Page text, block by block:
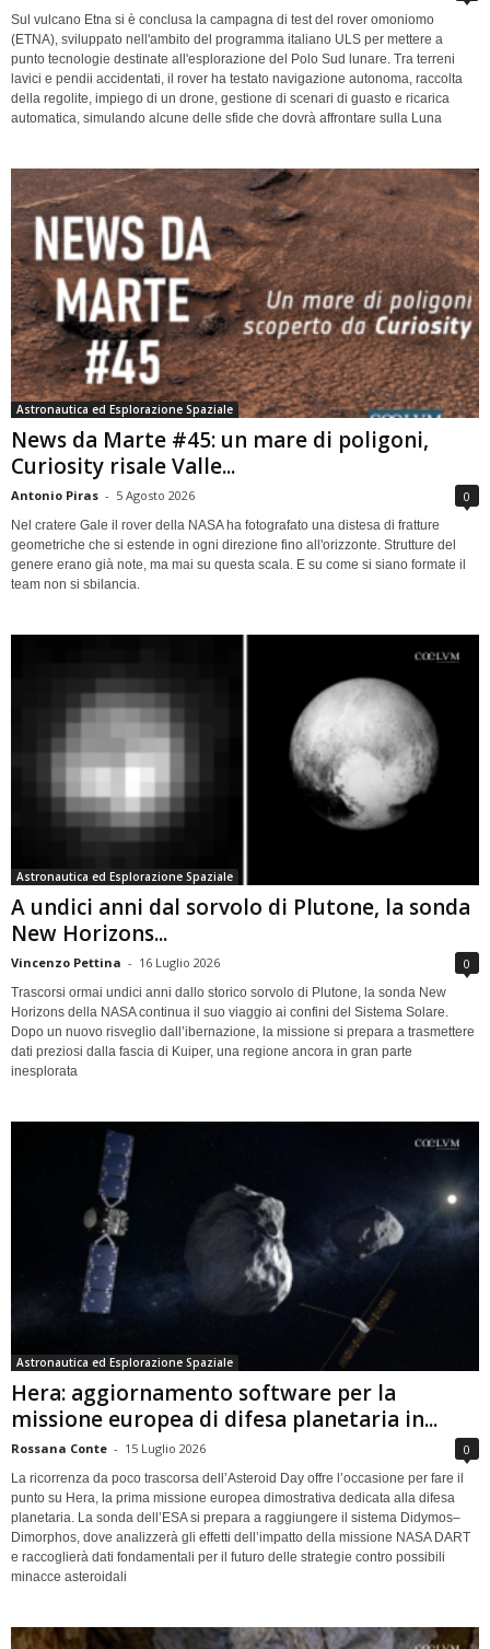
Sul vulcano Etna si è conclusa la campagna di test del rover omoniomo
(ETNA), sviluppato nell'ambito del programma italiano ULS per mettere a
punto tecnologie destinate all'esplorazione del Polo Sud lunare. Tra terreni
lavici e pendii accidentati, il rover ha testato navigazione autonoma, raccolta
della regolite, impiego di un drone, gestione di scenari di guasto e ricarica
automatica, simulando alcune delle sfide che dovrà affrontare sulla Luna
Astronautica ed Esplorazione Spaziale
News da Marte #45: un mare di poligoni,
Curiosity risale Valle...
Antonio Piras - 5 Agosto 2026 0
Nel cratere Gale il rover della NASA ha fotografato una distesa di fratture
geometriche che si estende in ogni direzione fino all'orizzonte. Strutture del
genere erano già note, ma mai su questa scala. E su come si siano formate il
team non si sbilancia.
Astronautica ed Esplorazione Spaziale
A undici anni dal sorvolo di Plutone, la sonda
New Horizons...
Vincenzo Pettina - 16 Luglio 2026 0
Trascorsi ormai undici anni dallo storico sorvolo di Plutone, la sonda New
Horizons della NASA continua il suo viaggio ai confini del Sistema Solare.
Dopo un nuovo risveglio dall’ibernazione, la missione si prepara a trasmettere
dati preziosi dalla fascia di Kuiper, una regione ancora in gran parte
inesplorata
Astronautica ed Esplorazione Spaziale
Hera: aggiornamento software per la
missione europea di difesa planetaria in...
Rossana Conte - 15 Luglio 2026 0
La ricorrenza da poco trascorsa dell’Asteroid Day offre l’occasione per fare il
punto su Hera, la prima missione europea dimostrativa dedicata alla difesa
planetaria. La sonda dell’ESA si prepara a raggiungere il sistema Didymos–
Dimorphos, dove analizzerà gli effetti dell’impatto della missione NASA DART
e raccoglierà dati fondamentali per il futuro delle strategie contro possibili
minacce asteroidali